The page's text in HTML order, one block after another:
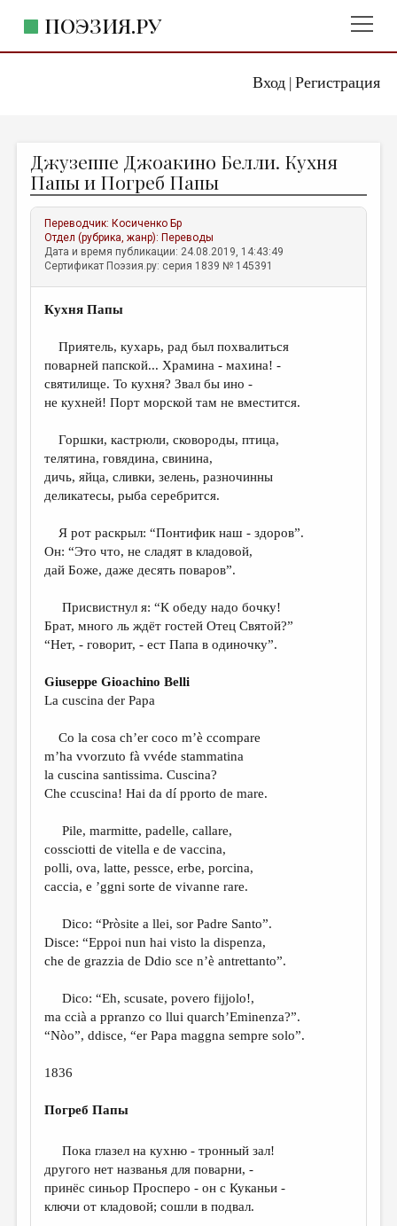
Вход| Регистрация
ПОЭЗИЯ.РУ
ЖАНРЫ
АВТОРЫ
КОММЕНТАРИИ
ЛИТСАЛОН
ОТДЕЛЫ И РУБРИКИ
ИЗБРАННОЕ
ПРОИЗВЕДЕНИЯ
ПЕРЕВОДЫ
ДЕТСКАЯ КОМНАТА
КНИЖНАЯ ПОЛКА
ОБЗОР ЛИТЕРАТУРЫ
СТРАНИЦЫ ПАМЯТИ
РЕДКОЛЛЕГИЯ
ОТ РЕДАКЦИИ
МАЛАЯ ПРОЗА
ЭССЕИСТИКА
ЛИТЕРАТУРОВЕДЕНИЕ
КУЛЬТУРОВЕДЕНИЕ
ПУБЛИЦИСТИКА
РЕЦЕНЗИРОВАНИЕ
ТРЕДИАКОВСКИЙ
ВКОНТАКТЕ
Джузеппе Джоакино Белли. Кухня
Папы и Погреб Папы
Переводчик: Косиченко Бр
Отдел (рубрика, жанр): Переводы
Дата и время публикации: 24.08.2019, 14:43:49
Сертификат Поэзия.ру: серия 1839 № 145391
Кухня Папы
Приятель, кухарь, рад был похвалиться
поварней папской... Храмина - махина! -
святилище. То кухня? Звал бы ино -
не кухней! Порт морской там не вместится.
Горшки, кастрюли, сковороды, птица,
телятина, говядина, свинина,
дичь, яйца, сливки, зелень, разночинны
деликатесы, рыба серебрится.
Я рот раскрыл: “Понтифик наш - здоров”.
Он: “Это что, не сладят в кладовой,
дай Боже, даже десять поваров”.
Присвистнул я: “К обеду надо бочку!
Брат, много ль ждёт гостей Отец Святой?”
“Нет, - говорит, - ест Папа в одиночку”.
Giuseppe Gioachino Belli
La cuscina der Papa
Co la cosa ch’er coco m’è ccompare
m’ha vvorzuto fà vvéde stammatina
la cuscina santissima. Cuscina?
Che ccuscina! Hai da dí pporto de mare.
Pile, marmitte, padelle, callare,
cossciotti de vitella e de vaccina,
polli, ova, latte, pessce, erbe, porcina,
caccia, e ’ggni sorte de vivanne rare.
Dico: “Pròsite a llei, sor Padre Santo”.
Disce: “Eppoi nun hai visto la dispenza,
che de grazzia de Ddio sce n’è antrettanto”.
Dico: “Eh, scusate, povero fijjolo!,
ma ccià a ppranzo co llui quarch’Eminenza?”.
“Nòo”, ddisce, “er Papa maggna sempre solo”.
1836
Погреб Папы
Пока глазел на кухню - тронный зал!
другого нет названья для поварни, -
принёс синьор Просперо - он с Куканьи -
ключи от кладовой; сошли в подвал.